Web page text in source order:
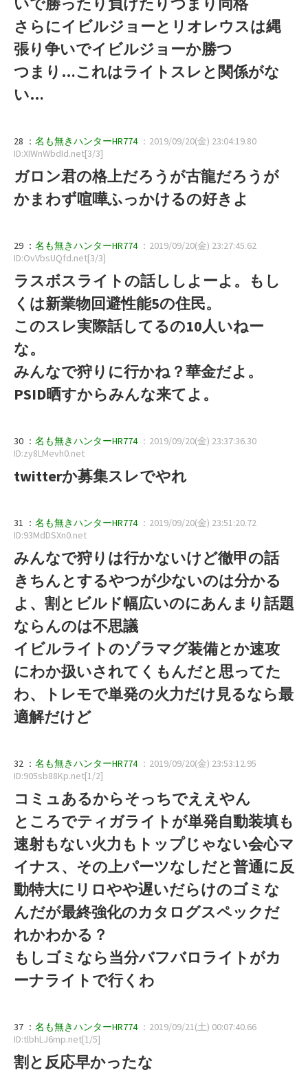
さらにイビルジョーとリオレウスは縄
張り争いでイビルジョーか勝つ
つまり…これはライトスレと関係がな
い…
28 ： 名も無きハンターHR774 ：2019/09/20(金) 23:04:19.80
ID:XIWnWbdId.net[3/3]
ガロン君の格上だろうが古龍だろうが
かまわず喧嘩ふっかけるの好きよ
29 ： 名も無きハンターHR774 ：2019/09/20(金) 23:27:45.62
ID:OvVbsUQfd.net[3/3]
ラスボスライトの話ししよーよ。もし
くは新業物回避性能5の住民。
このスレ実際話してるの10人いねー
な。
みんなで狩りに行かね？華金だよ。
PSID晒すからみんな来てよ。
30 ： 名も無きハンターHR774 ：2019/09/20(金) 23:37:36.30
ID:zy8LMevh0.net
twitterか募集スレでやれ
31 ： 名も無きハンターHR774 ：2019/09/20(金) 23:51:20.72
ID:93MdDSXn0.net
みんなで狩りは行かないけど徹甲の話
きちんとするやつが少ないのは分かる
よ、割とビルド幅広いのにあんまり話題
ならんのは不思議
イビルライトのゾラマグ装備とか速攻
にわか扱いされてくもんだと思ってた
わ、トレモで単発の火力だけ見るなら最
適解だけど
32 ： 名も無きハンターHR774 ：2019/09/20(金) 23:53:12.95
ID:905sb88Kp.net[1/2]
コミュあるからそっちでええやん
ところでティガライトが単発自動装填も
速射もない火力もトップじゃない会心マ
イナス、その上パーツなしだと普通に反
動特大にリロやや遅いだらけのゴミな
んだが最終強化のカタログスペックだ
れかわかる？
もしゴミなら当分バフバロライトがカ
ーナライトで行くわ
37 ： 名も無きハンターHR774 ：2019/09/21(土) 00:07:40.66
ID:tlbhLJ6mp.net[1/5]
割と反応早かったな